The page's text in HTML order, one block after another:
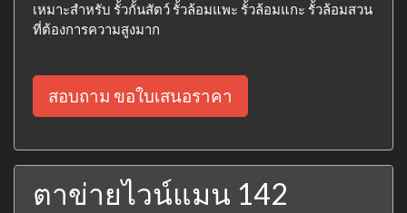
เหมาะสำหรับ รั้วกั้นสัตว์ รั้วล้อมแพะ รั้วล้อมแกะ รั้วล้อมสวน
ที่ต้องการความสูงมาก
สอบถาม ขอใบเสนอราคา
ตาข่ายไวน์แมน 142